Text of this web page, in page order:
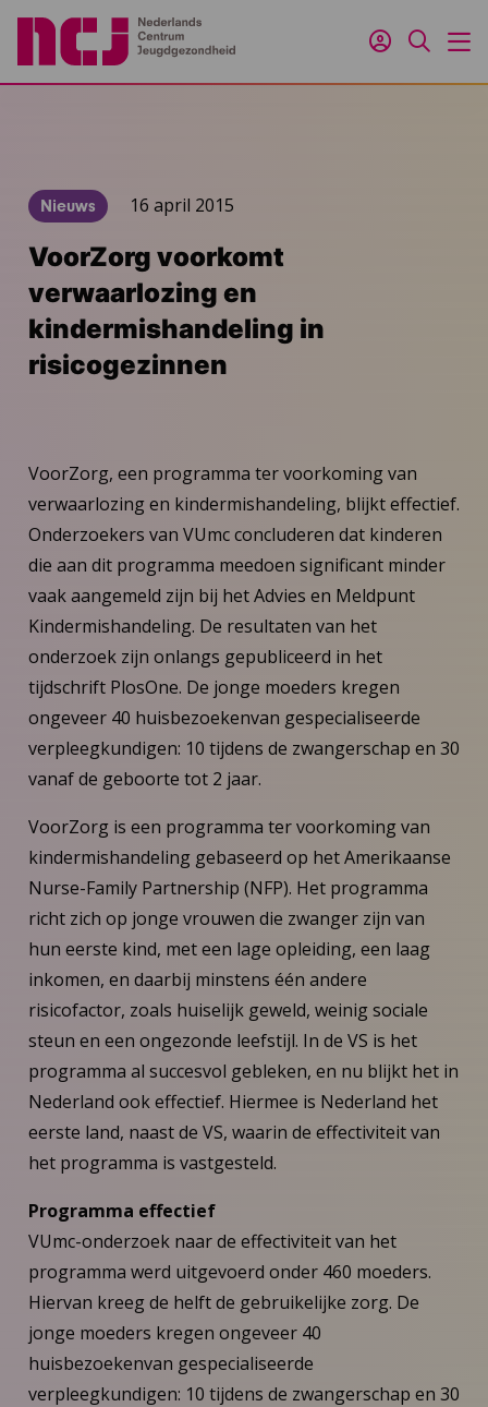
Inloggen
Zoeken
Nieuws 16 april 2015
VoorZorg voorkomt
verwaarlozing en
kindermishandeling in
risicogezinnen
VoorZorg, een programma ter voorkoming van
verwaarlozing en kindermishandeling, blijkt effectief.
Onderzoekers van VUmc concluderen dat kinderen
die aan dit programma meedoen significant minder
vaak aangemeld zijn bij het Advies en Meldpunt
Kindermishandeling. De resultaten van het
onderzoek zijn onlangs gepubliceerd in het
tijdschrift PlosOne. De jonge moeders kregen
ongeveer 40 huisbezoekenvan gespecialiseerde
verpleegkundigen: 10 tijdens de zwangerschap en 30
vanaf de geboorte tot 2 jaar.
VoorZorg is een programma ter voorkoming van
kindermishandeling gebaseerd op het Amerikaanse
Nurse-Family Partnership (NFP). Het programma
richt zich op jonge vrouwen die zwanger zijn van
hun eerste kind, met een lage opleiding, een laag
inkomen, en daarbij minstens één andere
risicofactor, zoals huiselijk geweld, weinig sociale
steun en een ongezonde leefstijl. In de VS is het
programma al succesvol gebleken, en nu blijkt het in
Nederland ook effectief. Hiermee is Nederland het
eerste land, naast de VS, waarin de effectiviteit van
het programma is vastgesteld.
Programma effectief
VUmc-onderzoek naar de effectiviteit van het
programma werd uitgevoerd onder 460 moeders.
Hiervan kreeg de helft de gebruikelijke zorg. De
jonge moeders kregen ongeveer 40
huisbezoekenvan gespecialiseerde
verpleegkundigen: 10 tijdens de zwangerschap en 30